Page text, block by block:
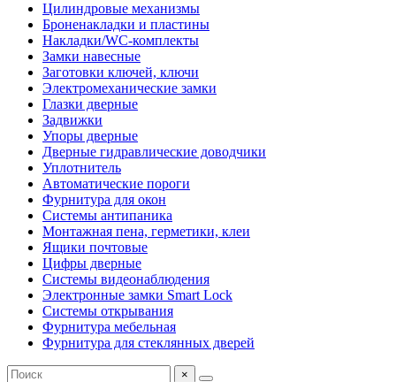
Цилиндровые механизмы
Броненакладки и пластины
Накладки/WC-комплекты
Замки навесные
Заготовки ключей, ключи
Электромеханические замки
Глазки дверные
Задвижки
Упоры дверные
Дверные гидравлические доводчики
Уплотнитель
Автоматические пороги
Фурнитура для окон
Системы антипаника
Монтажная пена, герметики, клеи
Ящики почтовые
Цифры дверные
Системы видеонаблюдения
Электронные замки Smart Lock
Системы открывания
Фурнитура мебельная
Фурнитура для стеклянных дверей
×